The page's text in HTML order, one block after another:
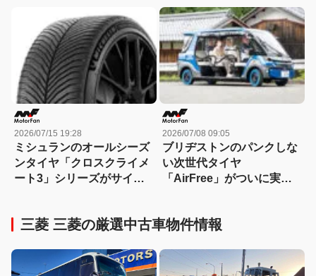
耗&氷雪性能を高いレベル
で両立
ック アイスピーク」を発
表！
2026/07/15 19:28
ミシュランのオールシーズ
ンタイヤ「クロスクライメ
ート3」シリーズがサイズ
2026/07/08 09:05
ブリヂストンのパンクしな
い次世代タイヤ
「AirFree」がついに実用
運転サービスで全国初採用
三菱 三菱の厳選中古車物件情報